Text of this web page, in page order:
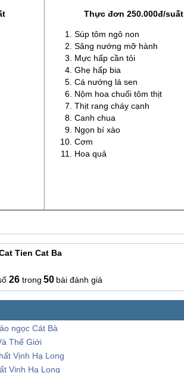
Thực đơn 250.000đ/suất
Súp tôm ngô non
Sâng nướng mỡ hành
Mực hấp cần tỏi
Ghẹ hấp bia
Cá nướng lá sen
Nộm hoa chuối tôm thịt
Thịt rang cháy cạnh
Canh chua
Ngọn bí xào
Cơm
Hoa quả
Tien Cat Ba
26 50 bài đánh giá
ngọc Cát Bà
Thế Giới
Vịnh Hạ Long
Vịnh Hạ Long